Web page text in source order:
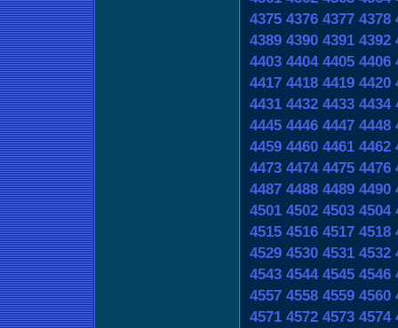
4375 4376 4377 4378
4389 4390 4391 4392
4403 4404 4405 4406
4417 4418 4419 4420
4431 4432 4433 4434
4445 4446 4447 4448
4459 4460 4461 4462
4473 4474 4475 4476
4487 4488 4489 4490
4501 4502 4503 4504
4515 4516 4517 4518
4529 4530 4531 4532
4543 4544 4545 4546
4557 4558 4559 4560
4571 4572 4573 4574